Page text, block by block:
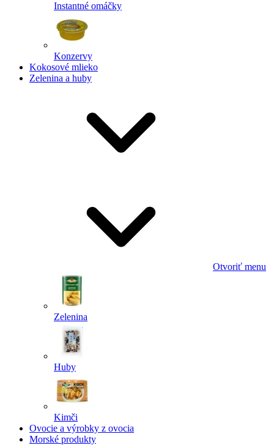
Instantné omáčky
Konzervy
Kokosové mlieko
Zelenina a huby
Otvoriť menu
Zelenina
Huby
Kimči
Ovocie a výrobky z ovocia
Morské produkty